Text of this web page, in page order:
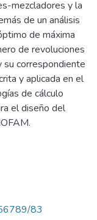
mezcladores y la
de un análisis
de máxima
de revoluciones
su correspondiente
y aplicada en el
de cálculo
el diseño del
83